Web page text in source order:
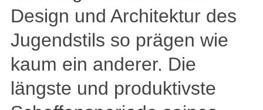
Design und Architektur des
Jugendstils so prägen wie
kaum ein anderer. Die
längste und produktivste